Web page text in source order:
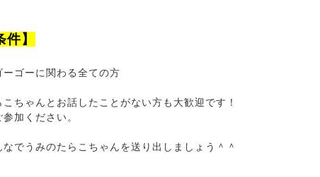
件】
ーゴーに関わる全ての方
こちゃんとお話したことがない方も大歓迎です！
加ください。
なでうみのたらこちゃんを送り出しましょう＾＾